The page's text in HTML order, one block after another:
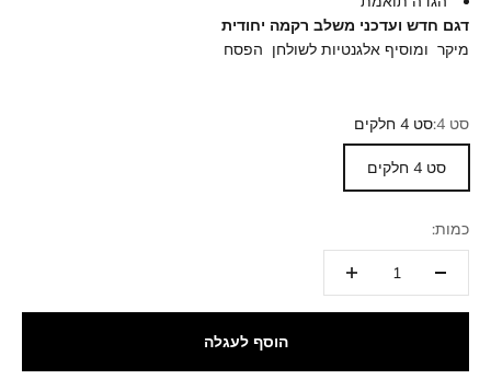
דגם חדש ועדכני משלב רקמה יחודית
מיקר ומוסיף אלגנטיות לשולחן הפסח
סט 4: סט 4 חלקים
סט 4 חלקים
כמות:
הוסף לעגלה